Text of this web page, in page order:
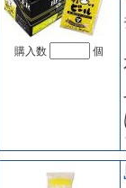
購入数 個